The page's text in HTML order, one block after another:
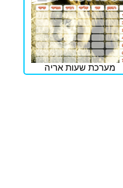
מערכת שעות אריה